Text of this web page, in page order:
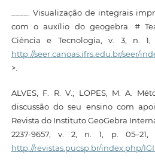
____. Visualização de integrais
com o auxílio do geogebra. #
Ciência e Tecnologia, v. 3, n.
http://seer.canoas.ifrs.edu.br/seer/
>.
ALVES, F. R. V.; LOPES, M. A.
discussão do seu ensino com
Revista do Instituto GeoGebra
2237-9657, v. 2, n. 1, p.
http://revistas.pucsp.br/index.php/